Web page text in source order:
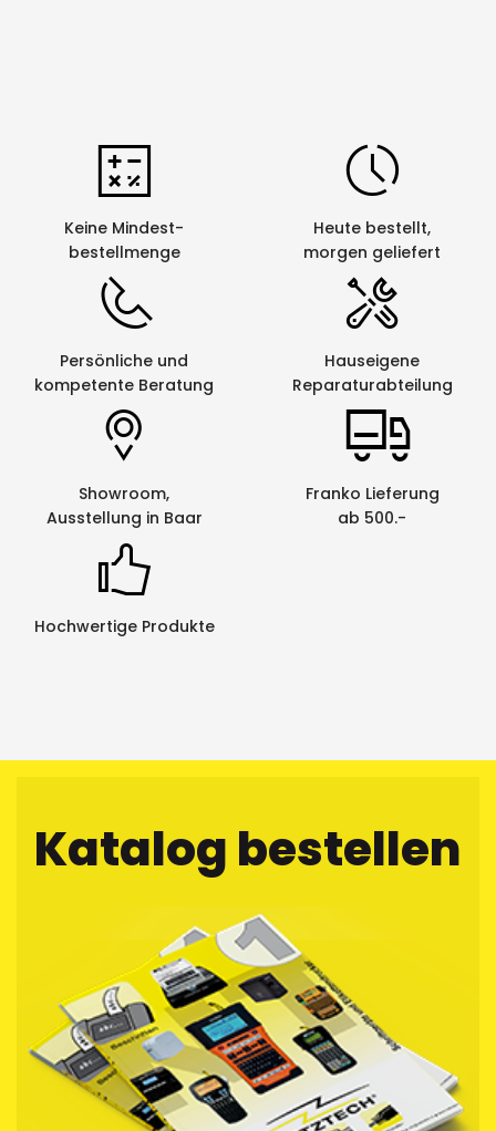
Keine Mindest-
bestellmenge
Heute bestellt,
morgen geliefert
Persönliche und
kompetente Beratung
Hauseigene
Reparaturabteilung
Showroom,
Ausstellung in Baar
Franko Lieferung
ab 500.-
Hochwertige Produkte
Katalog bestellen